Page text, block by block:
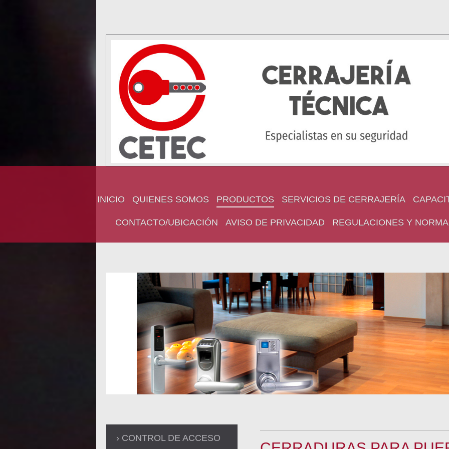
INICIO QUIENES SOMOS PRODUCTOS SERVICIOS DE CERRAJERÍA
CONTACTO/UBICACIÓN AVISO DE PRIVACIDAD REGULACIONES Y
CONTROL DE ACCESO